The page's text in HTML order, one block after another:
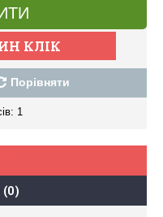
Порівняти
1